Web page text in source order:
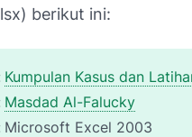
berikut ini:
Kumpulan Kasus dan
Masdad Al-Falucky
Microsoft Excel 2003